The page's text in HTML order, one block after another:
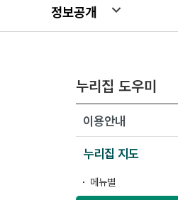
정보공개
누리집 도우미
이용안내
누리집 지도
메뉴별